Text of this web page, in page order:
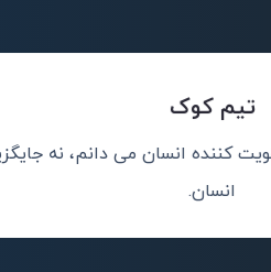
تیم کوک
کننده انسان می دانم، نه
انسان.